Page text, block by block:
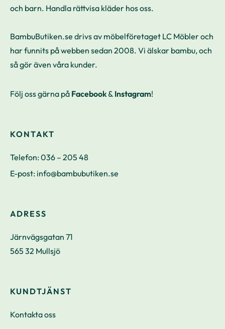
och barn. Handla rättvisa kläder hos oss.
BambuButiken.se drivs av möbelföretaget LC Möbler och
har funnits på webben sedan 2008. Vi älskar bambu, och
så gör även våra kunder.
Följ oss gärna på Facebook & Instagram!
KONTAKT
Telefon:036 – 205 48
E-post: info@bambubutiken.se
ADRESS
Järnvägsgatan 71
565 32 Mullsjö
KUNDTJÄNST
Kontakta oss